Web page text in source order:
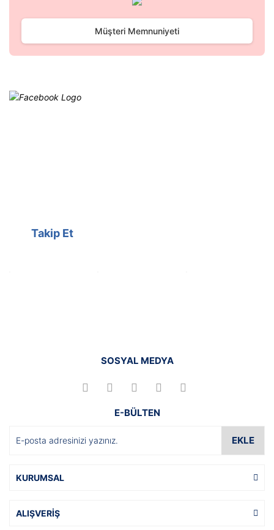
Gönder
Müşteri Memnuniyeti
Takip Et
SOSYAL MEDYA
E-BÜLTEN
EKLE
KURUMSAL
ALIŞVERİŞ